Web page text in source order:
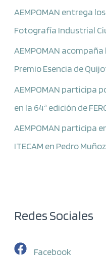
AEMPOMAN entrega
Fotografía Industrial
AEMPOMAN
Premio Esencia de
AEMPOMAN participa
en la 64ª edición de
AEMPOMAN participa
ITECAM en Pedro Muñoz
Redes Sociales
Facebook